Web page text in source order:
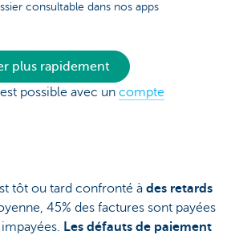
consultable dans nos apps
plus rapidement
possible avec un compte
tôt ou tard confronté à des retards
45% des factures sont payées
Les défauts de paiement